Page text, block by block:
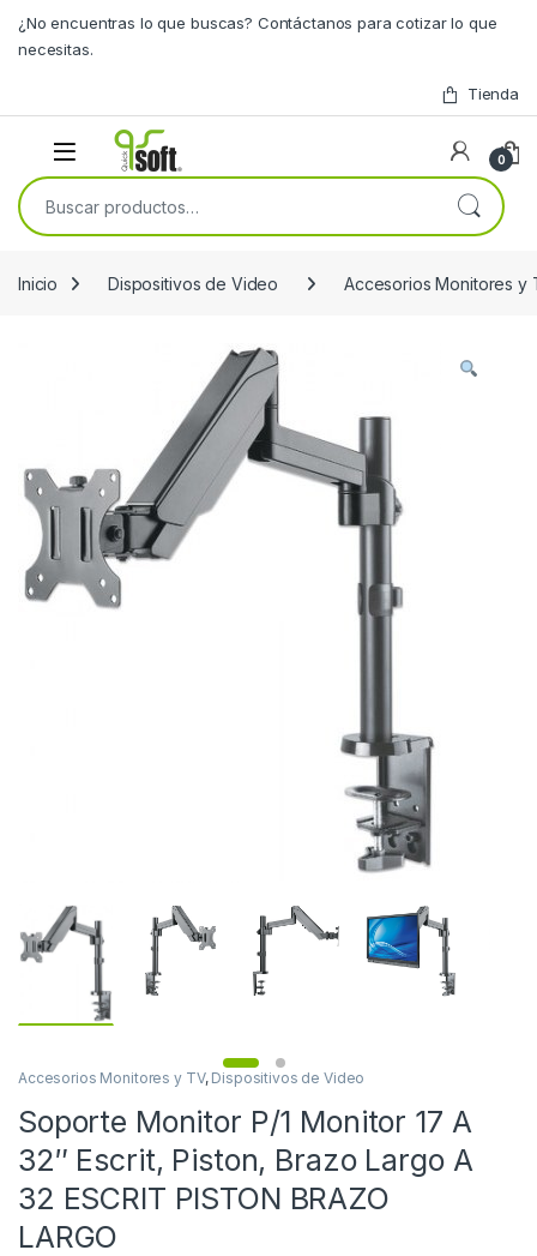
¿No encuentras lo que buscas? Contáctanos para cotizar lo que
necesitas.
Tienda
0
Buscar por:
Inicio Dispositivos de Video Accesorios Monitores y
Accesorios Monitores y TV, Dispositivos de Video
Soporte Monitor P/1 Monitor 17 A
32″ Escrit, Piston, Brazo Largo A
32 ESCRIT PISTON BRAZO
LARGO